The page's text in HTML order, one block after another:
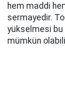
hem maddi
sermayedir.
yükselmesi bu
mümkün